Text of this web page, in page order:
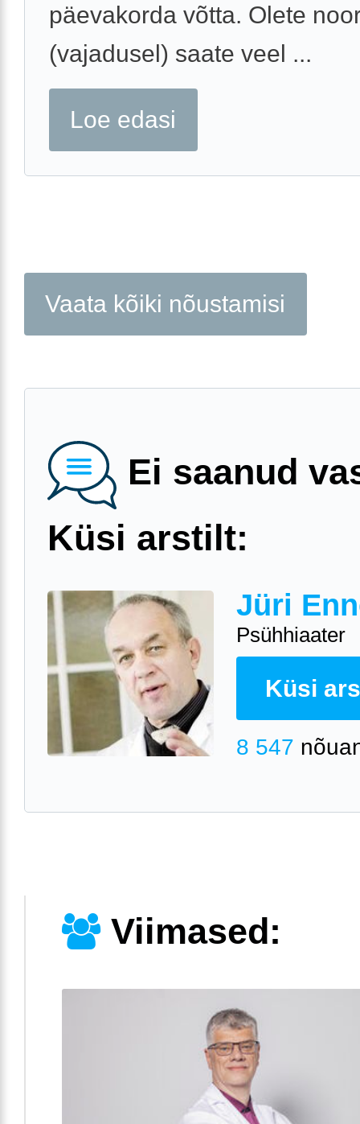
päevakorda võtta. Olete
(vajadusel) saate veel ...
Loe edasi
Vaata kõiki nõustamisi
Ei saanud
Küsi arstilt:
Jüri
Psühhiaater
Küsi
8 547
Viimased: